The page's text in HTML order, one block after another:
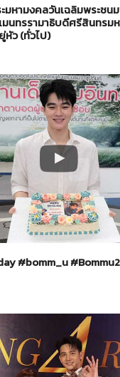
มหามงคลวันเฉลิมพระชน
มนทรรามาธิบดีศรีสินทรม
หัว (ทั่วไป)
ทั่วไป
#bomm_u